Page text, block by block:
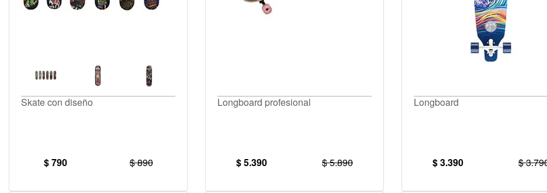
Skate con diseño
$ 790 $ 890
Longboard profesional
$ 5.390 $ 5.890
Longboard
$ 3.390 $